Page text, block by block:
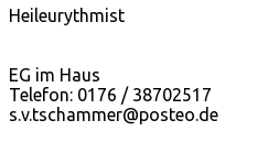
Heileurythmist
EG im Haus
Telefon: 0176 / 38702517
s.v.tschammer@posteo.de